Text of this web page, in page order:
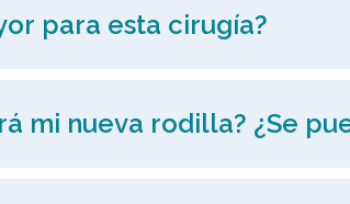
para esta cirugía?
mi nueva rodilla? ¿Se